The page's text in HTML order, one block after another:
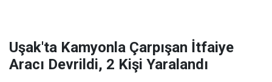
Uşak'ta Kamyonla Çarpışan İtfaiye
Aracı Devrildi, 2 Kişi Yaralandı